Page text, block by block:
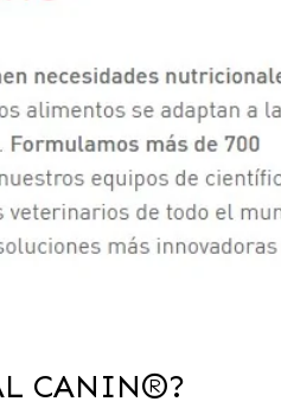
CANIN®?